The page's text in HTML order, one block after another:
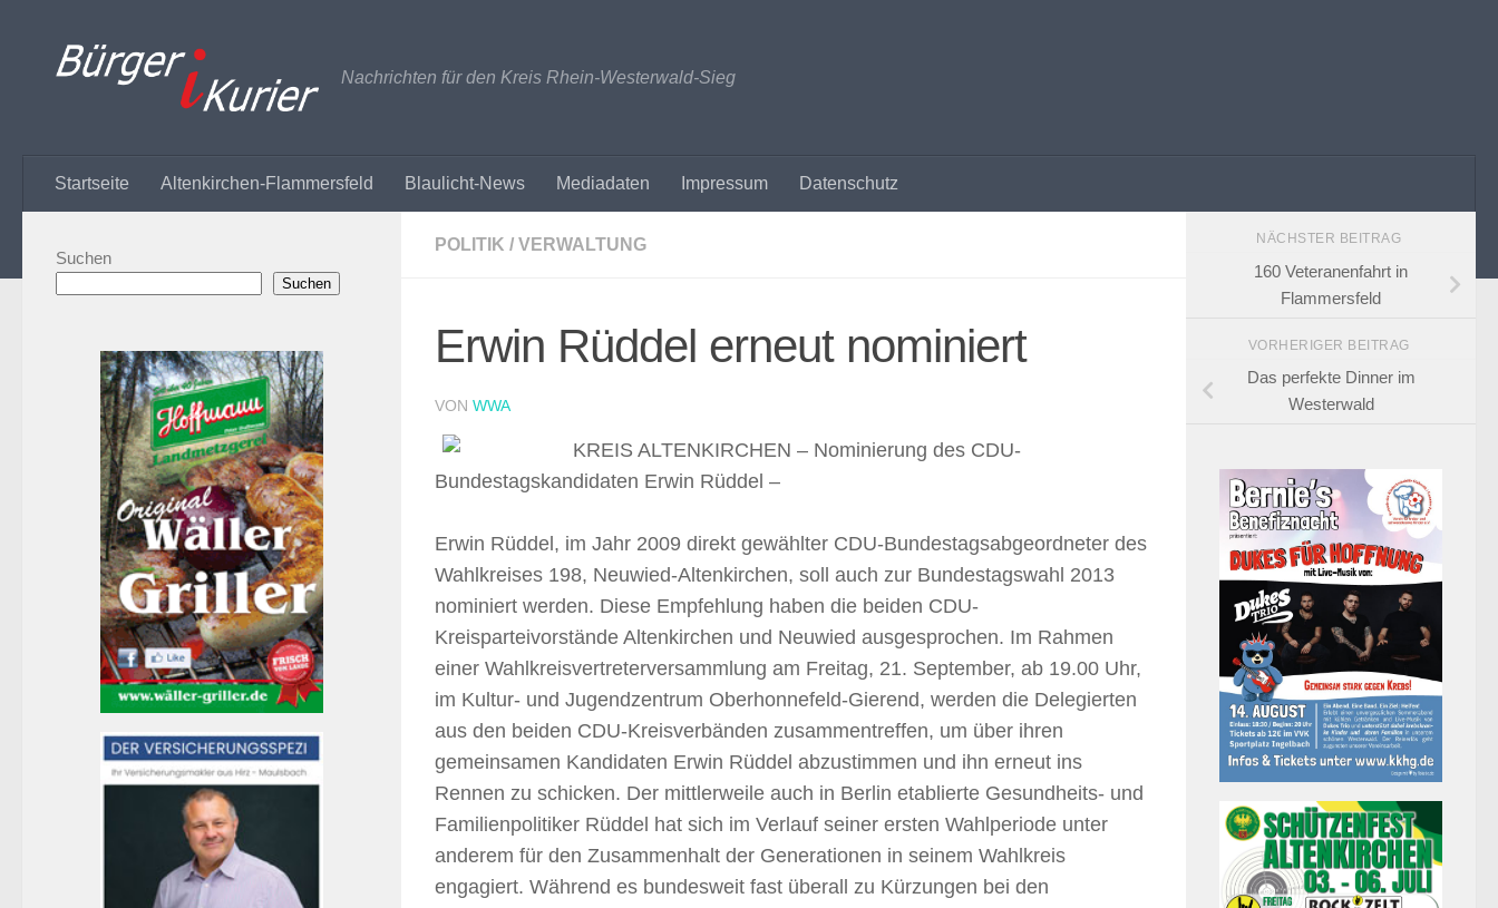
Nachrichten für den Kreis Rhein-Westerwald-Sieg
Startseite Altenkirchen-Flammersfeld Blaulicht-News Mediadaten Impressum Datenschutz
POLITIK / VERWALTUNG
Erwin Rüddel erneut nominiert
VON WWA
KREIS ALTENKIRCHEN – Nominierung des CDU-
Bundestagskandidaten Erwin Rüddel –
Erwin Rüddel, im Jahr 2009 direkt gewählter CDU-Bundestagsabgeordneter des
Wahlkreises 198, Neuwied-Altenkirchen, soll auch zur Bundestagswahl 2013
nominiert werden. Diese Empfehlung haben die beiden CDU-
Kreisparteivorstände Altenkirchen und Neuwied ausgesprochen. Im Rahmen
einer Wahlkreisvertreterversammlung am Freitag, 21. September, ab 19.00 Uhr,
im Kultur- und Jugendzentrum Oberhonnefeld-Gierend, werden die Delegierten
aus den beiden CDU-Kreisverbänden zusammentreffen, um über ihren
gemeinsamen Kandidaten Erwin Rüddel abzustimmen und ihn erneut ins
Rennen zu schicken. Der mittlerweile auch in Berlin etablierte Gesundheits- und
Familienpolitiker Rüddel hat sich im Verlauf seiner ersten Wahlperiode unter
anderem für den Zusammenhalt der Generationen in seinem Wahlkreis
engagiert. Während es bundesweit fast überall zu Kürzungen bei den
Suchen
Suchen
NÄCHSTER BEITRAG
160 Veteranenfahrt in
Flammersfeld
VORHERIGER BEITRAG
Das perfekte Dinner im
Westerwald